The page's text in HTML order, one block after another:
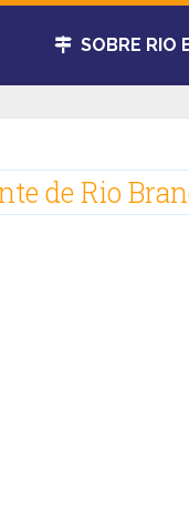
SOBRE RIO
de Rio